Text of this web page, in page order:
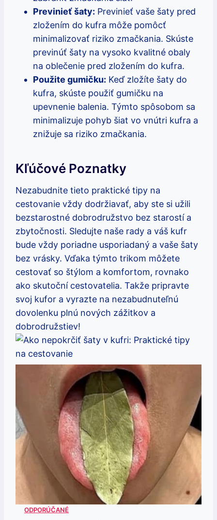
Previnieť⁢ šaty: Previnieť vaše‌ šaty pred
zložením do kufra⁣ môže pomôcť
minimalizovať riziko zmačkania. Skúste
previnúť šaty ​na‍ vysoko kvalitné obaly
na oblečenie ‍pred ‌zložením do kufra.
Použite gumičku: Keď zložíte šaty do
kufra, skúste použiť gumičku na
upevnenie balenia. Týmto spôsobom sa
minimalizuje pohyb⁣ šiat vo vnútri kufra a
⁤znižuje sa riziko zmačkania.
Kľúčové Poznatky
Nezabudnite tieto praktické⁤ tipy na
cestovanie vždy dodržiavať,‍ aby ste si užili
bezstarostné dobrodružstvo bez⁤ starostí ⁤a
zbytočnosti. Sledujte naše​ rady a váš kufr⁤
bude vždy poriadne usporiadaný a ​vaše šaty
bez ‍vrásky. Vďaka týmto trikom‍ môžete
cestovať so štýlom a komfortom, ⁢rovnako
ako skutoční cestovatelia. Takže pripravte
svoj ⁣kufor a​ vyrazte na nezabudnuteľnú
dovolenku⁢ plnú nových zážitkov a
dobrodružstiev!